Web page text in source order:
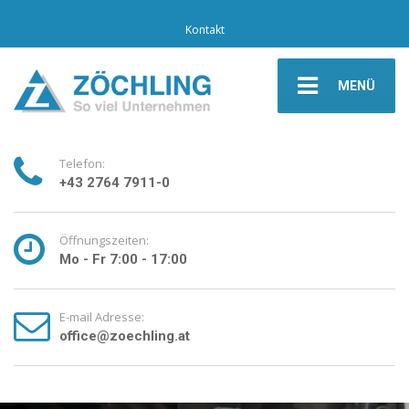
Kontakt
MENÜ
Telefon:
+43 2764 7911-0
Öffnungszeiten:
Mo - Fr 7:00 - 17:00
E-mail Adresse:
office@zoechling.at